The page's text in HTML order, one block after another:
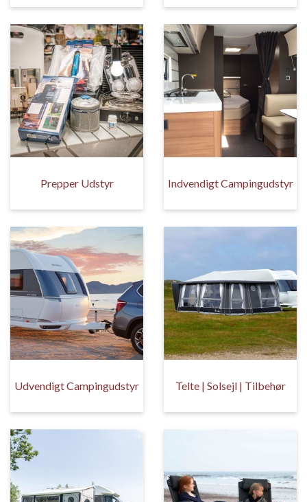
Prepper Udstyr Indvendigt Campingudstyr
Udvendigt Campingudstyr Telte | Solsejl | Tilbehør